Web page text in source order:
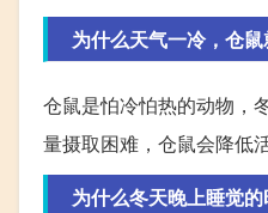
为什么天气一冷，仓
仓鼠是怕冷怕热的动物，
量摄取困难，仓鼠会降低
为什么冬天晚上睡觉